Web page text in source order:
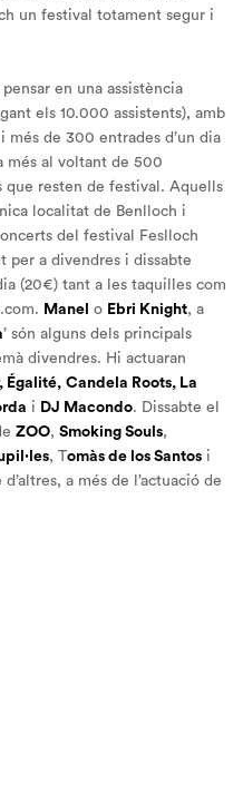
un festival totament segur i
en una assistència
els 10.000 assistents), amb
més de 300 entrades d’un dia
més al voltant de 500
que resten de festival. Aquells
localitat de Benlloch i
del festival Feslloch
per a divendres i dissabte
(20€) tant a les taquilles com
Manel o Ebri Knight, a
’ són alguns dels principals
divendres. Hi actuaran
Égalité, Candela Roots, La
i DJ Macondo. Dissabte el
ZOO, Smoking Souls,
, Tomàs de los Santos i
d’altres, a més de l’actuació de